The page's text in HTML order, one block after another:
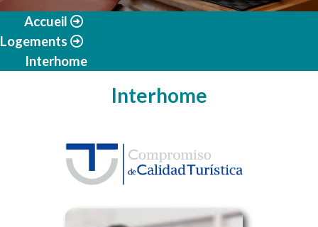
Accueil
Logements
Interhome
Interhome